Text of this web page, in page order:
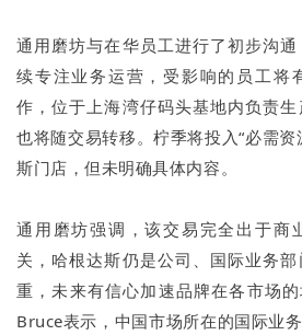
通用磨坊与在华员工进行了初步沟
续专注业务运营，受影响的员工将
作，位于上海湾仔码头基地内负责
也将随交易转移。柠季将投入“必需
斯门店，但未明确具体内容。
通用磨坊强调，该交易完全出于商
关，哈根达斯仍是公司、国际业务
重，未来有信心加速品牌在各市场
Bruce表示，中国市场所在的国际业